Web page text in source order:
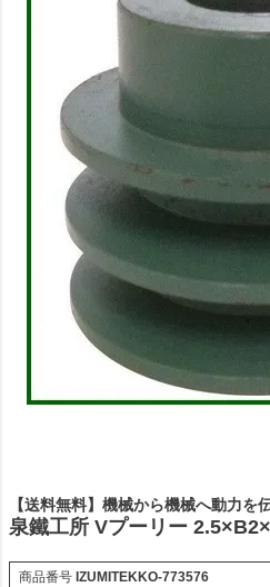
【送料無料】機械から機械へ動力を
泉鐵工所 Vプーリー
商品番号 IZUMITEKKO-773576